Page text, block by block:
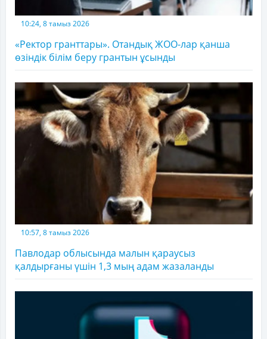
10:24, 8 тамыз 2026
«Ректор гранттары». Отандық ЖОО-лар қанша
өзіндік білім беру грантын ұсынды
10:57, 8 тамыз 2026
Павлодар облысында малын қараусыз
қалдырғаны үшін 1,3 мың адам жазаланды